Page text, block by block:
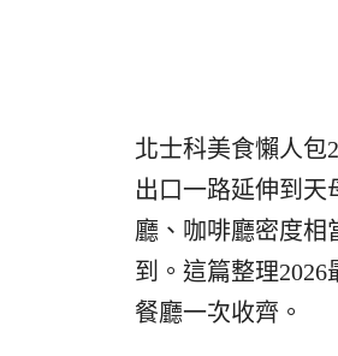
北士科美食懶人包
出口一路延伸到天
廳、咖啡廳密度相
到。 這篇整理
餐廳一次收齊。